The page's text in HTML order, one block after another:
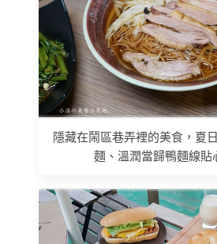
隱藏在鬧區巷弄裡的美食，夏
麵、溫潤當歸鴨麵線貼